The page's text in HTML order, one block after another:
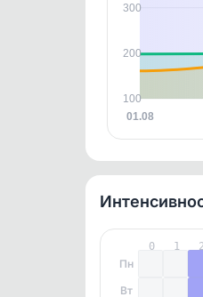
01.08
300
200
100
0 1 2
Пн
Вт